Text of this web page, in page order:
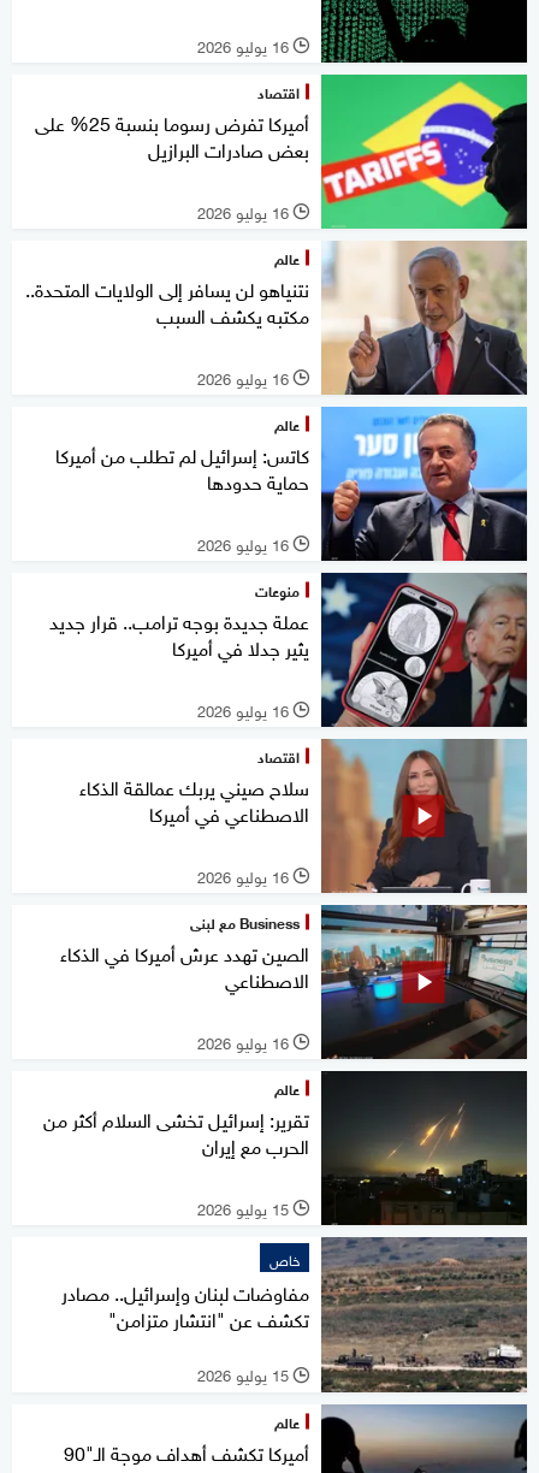
l 16 يوليو 2026
اقتصاد
أميركا تفرض رسوما بنسبة 25% على
بعض صادرات البرازيل
l 16 يوليو 2026
عالم
نتنياهو لن يسافر إلى الولايات المتحدة..
مكتبه يكشف السبب
l 16 يوليو 2026
عالم
كاتس: إسرائيل لم تطلب من أميركا
حماية حدودها
l 16 يوليو 2026
منوعات
عملة جديدة بوجه ترامب.. قرار جديد
يثير جدلا في أميركا
l 16 يوليو 2026
اقتصاد
سلاح صيني يربك عمالقة الذكاء
الاصطناعي في أميركا
l 16 يوليو 2026
Business مع لبنى
الصين تهدد عرش أميركا في الذكاء
الاصطناعي
l 16 يوليو 2026
عالم
تقرير: إسرائيل تخشى السلام أكثر من
الحرب مع إيران
l 15 يوليو 2026
خاص
مفاوضات لبنان وإسرائيل.. مصادر
تكشف عن "انتشار متزامن"
l 15 يوليو 2026
عالم
أميركا تكشف أهداف موجة الـ"90